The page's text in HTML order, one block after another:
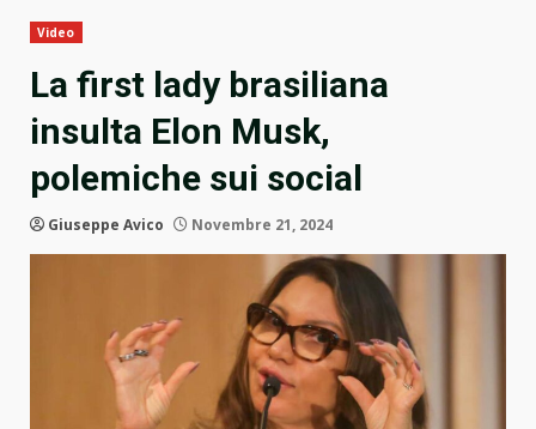
Video
La first lady brasiliana
insulta Elon Musk,
polemiche sui social
Giuseppe Avico Novembre 21, 2024